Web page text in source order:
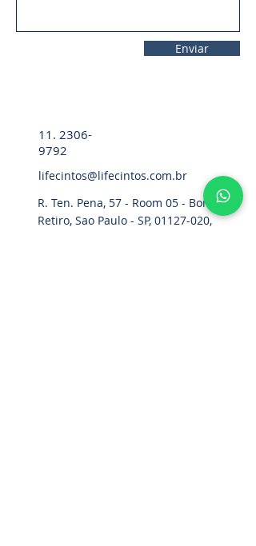
Enviar
11. 2306-
9792
lifecintos@lifecintos.com.br
R. Ten. Pena, 57 - Room 05 - Bom
Retiro, Sao Paulo - SP, 01127-020,